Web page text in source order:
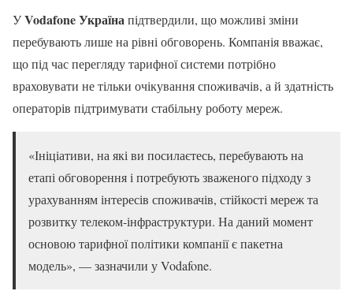
УVodafone Українапідтвердили, що можливі зміни
перебувають лише на рівні обговорень. Компанія вважає,
що під час перегляду тарифної системи потрібно
враховувати не тільки очікування споживачів, а й здатність
операторів підтримувати стабільну роботу мереж.
«Ініціативи, на які ви посилаєтесь, перебувають на
етапі обговорення і потребують зваженого підходу з
урахуванням інтересів споживачів, стійкості мереж та
розвитку телеком-інфраструктури. На даний момент
основою тарифної політики компанії є пакетна
модель», — зазначили у Vodafone.